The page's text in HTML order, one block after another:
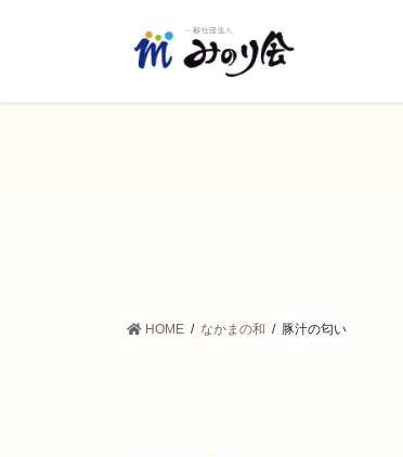
HOME なかまの和 豚汁の匂い